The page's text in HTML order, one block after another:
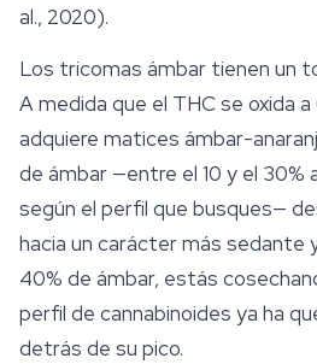
al., 2020).
Los tricomas ámbar tienen un
A medida que el THC se oxida a
adquiere matices ámbar-
de ámbar —entre el 10 y el 30%
según el perfil que busques—
hacia un carácter más sedante
40% de ámbar, estás
perfil de cannabinoides ya ha
detrás de su pico.